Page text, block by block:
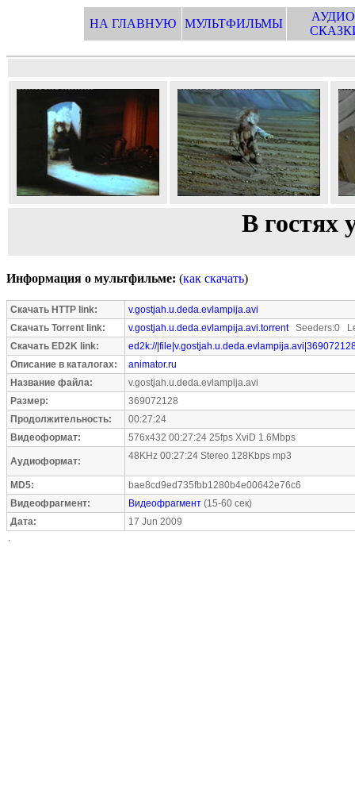
НА ГЛАВНУЮ МУЛЬТФИЛЬМЫ
В гостях
Информация о мультфильме: (как скачать)
Скачать HTTP link:
v.gostjah.u.deda.evlampija.avi
Скачать Torrent link:
v.gostjah.u.deda.evlampija.avi.torrentSeeders:0
Скачать ED2K link:
ed2k://
Описание в каталогах:
animator.ru
Название файла:
v.gostjah.u.deda.evlampija.avi
Размер:
369072128
Продолжительность:
00:27:24
Видеоформат:
576x432 00:27:24 25fps XviD 1.6Mbps
Аудиоформат: 48KHz 00:27:24 Stereo 128Kbps mp3
MD5:
bae8cd9ed735fbb1280b4e00642e76c6
Видеофрагмент:
Видеофрагмент (15-60 сек)
Дата:
17 Jun 2009